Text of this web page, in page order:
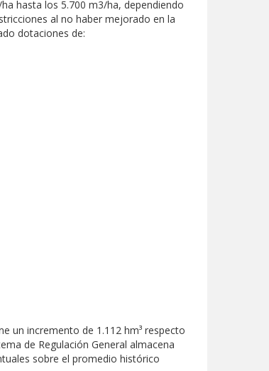
hasta los 5.700 m3/ha, dependiendo
al no haber mejorado en la
dotaciones de:
un incremento de 1.112 hm³ respecto
de Regulación General almacena
sobre el promedio histórico